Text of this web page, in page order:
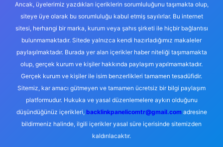
Ancak, üyelerimiz yazdıkları içeriklerin sorumluluğunu taşımakta olup,
siteye üye olarak bu sorumluluğu kabul etmiş sayılırlar. Bu internet
sitesi, herhangi bir marka, kurum veya şahıs şirketi ile hiçbir bağlantısı
bulunmamaktadır. Sitede yalnızca kendi hazırladığımız makaleler
paylaşılmaktadır. Burada yer alan içerikler haber niteliği taşımamakta
olup, gerçek kurum ve kişiler hakkında paylaşım yapılmamaktadır.
Gerçek kurum ve kişiler ile isim benzerlikleri tamamen tesadüfidir.
Sitemiz, kar amacı gütmeyen ve tamamen ücretsiz bir bilgi paylaşım
platformudur. Hukuka ve yasal düzenlemelere aykırı olduğunu
düşündüğünüz içerikleri, backlinkpanelicomtr@gmail.comadresine
bildirmeniz halinde, ilgili içerikler yasal süre içerisinde sitemizden
kaldırılacaktır.